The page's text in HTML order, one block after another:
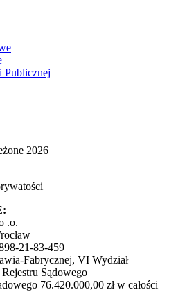
Publicznej
2026
.o.
21-83-459
Fabrycznej, VI Wydział
Sądowego
76.420.000,00 zł w całości